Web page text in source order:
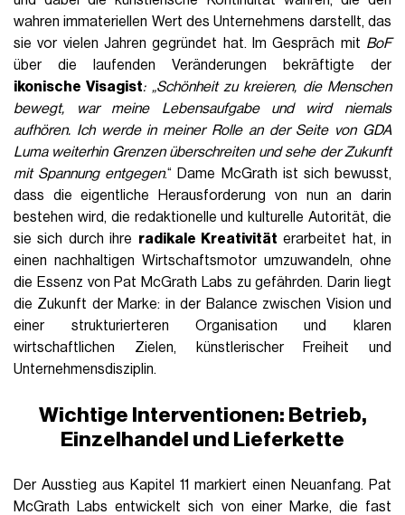
wahren immateriellen Wert des Unternehmens darstellt, das
sie vor vielen Jahren gegründet hat. Im Gespräch mit BoF
über die laufenden Veränderungen bekräftigte der
ikonische Visagist: „Schönheit zu kreieren, die Menschen
bewegt, war meine Lebensaufgabe und wird niemals
aufhören. Ich werde in meiner Rolle an der Seite von GDA
Luma weiterhin Grenzen überschreiten und sehe der Zukunft
mit Spannung entgegen.“ Dame McGrath ist sich bewusst,
dass die eigentliche Herausforderung von nun an darin
bestehen wird, die redaktionelle und kulturelle Autorität, die
sie sich durch ihre radikale Kreativität erarbeitet hat, in
einen nachhaltigen Wirtschaftsmotor umzuwandeln, ohne
die Essenz von Pat McGrath Labs zu gefährden. Darin liegt
die Zukunft der Marke: in der Balance zwischen Vision und
einer strukturierteren Organisation und klaren
wirtschaftlichen Zielen, künstlerischer Freiheit und
Unternehmensdisziplin.
Wichtige Interventionen: Betrieb,
Einzelhandel und Lieferkette
Der Ausstieg aus Kapitel 11 markiert einen Neuanfang. Pat
McGrath Labs entwickelt sich von einer Marke, die fast